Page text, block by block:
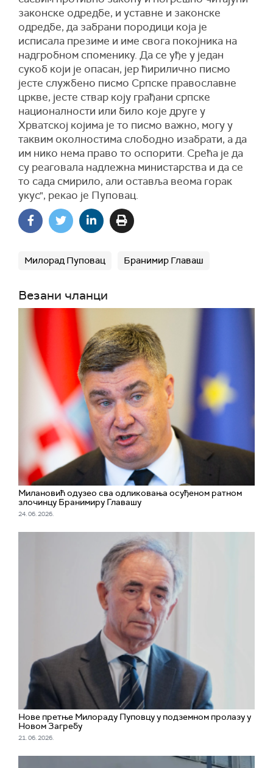
законске одредбе, и уставне и законске
одредбе, да забрани породици која је
исписала презиме и име свога покојника на
надгробном споменику. Да се уђе у један
сукоб који је опасан, јер ћирилично писмо
јесте службено писмо Српске православне
цркве, јесте ствар коју грађани српске
националности или било које друге у
Хрватској којима је то писмо важно, могу у
таквим околностима слободно изабрати, а да
им нико нема право то оспорити. Срећа је да
су реаговала надлежна министарства и да се
то сада смирило, али оставља веома горак
укус", рекао је Пуповац.
Милорад Пуповац Бранимир Главаш
Везани чланци
Милановић одузео сва одликовања осуђеном ратном
злочинцу Бранимиру Главашу
24. 06. 2026.
Нове претње Милораду Пуповцу у подземном пролазу у
Новом Загребу
21. 06. 2026.